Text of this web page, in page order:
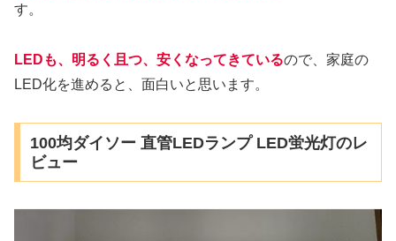
す。
LEDも、明るく且つ、安くなってきているので、家庭の
LED化を進めると、面白いと思います。
100均ダイソー 直管LEDランプ LED蛍光灯のレ
ビュー